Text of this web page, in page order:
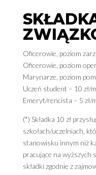
Oficerowie, poziom
Oficerowie, poziom
Marynarze, poziom
Uczeń student – 10 zł/
Emeryt/rencista – 5 zł/
(*) Składka 10 zł
szkołach/uczelniach,
stanowisku innym niż
pracujące na wyższych
składki zgodnie z